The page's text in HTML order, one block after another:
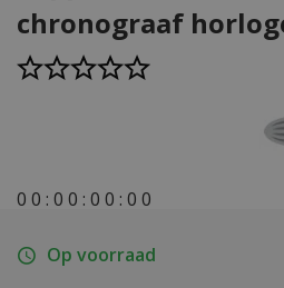
chronograaf
0 0 : 0 0 : 0 0 : 0 0
Op voorraad